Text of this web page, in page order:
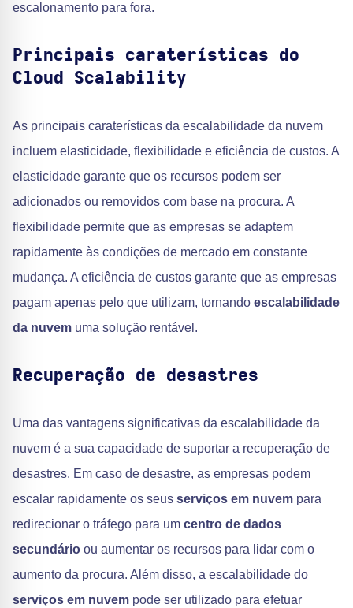
escalonamento para fora.
Principais caraterísticas do
Cloud Scalability
As principais caraterísticas da escalabilidade da nuvem
incluem elasticidade, flexibilidade e eficiência de custos. A
elasticidade garante que os recursos podem ser
adicionados ou removidos com base na procura. A
flexibilidade permite que as empresas se adaptem
rapidamente às condições de mercado em constante
mudança. A eficiência de custos garante que as empresas
pagam apenas pelo que utilizam, tornando escalabilidade
da nuvem uma solução rentável.
Recuperação de desastres
Uma das vantagens significativas da escalabilidade da
nuvem é a sua capacidade de suportar a recuperação de
desastres. Em caso de desastre, as empresas podem
escalar rapidamente os seus serviços em nuvem para
redirecionar o tráfego para um centro de dados
secundário ou aumentar os recursos para lidar com o
aumento da procura. Além disso, a escalabilidade do
serviços em nuvem pode ser utilizado para efetuar